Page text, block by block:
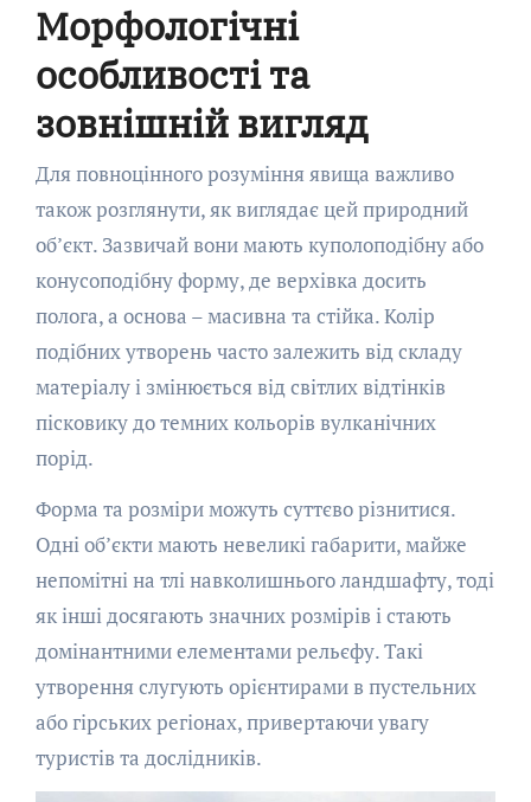
Морфологічні
особливості та
зовнішній вигляд
Для повноцінного розуміння явища важливо
також розглянути, як виглядає цей природний
об’єкт. Зазвичай вони мають куполоподібну або
конусоподібну форму, де верхівка досить
полога, а основа – масивна та стійка. Колір
подібних утворень часто залежить від складу
матеріалу і змінюється від світлих відтінків
пісковику до темних кольорів вулканічних
порід.
Форма та розміри можуть суттєво різнитися.
Одні об’єкти мають невеликі габарити, майже
непомітні на тлі навколишнього ландшафту, тоді
як інші досягають значних розмірів і стають
домінантними елементами рельєфу. Такі
утворення слугують орієнтирами в пустельних
або гірських регіонах, привертаючи увагу
туристів та дослідників.